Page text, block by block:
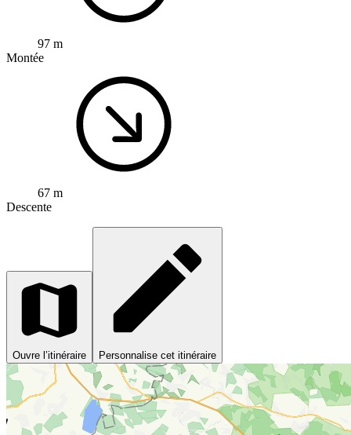
97 m
Montée
67 m
Descente
Ouvre l’itinéraire Personnalise cet itinéraire